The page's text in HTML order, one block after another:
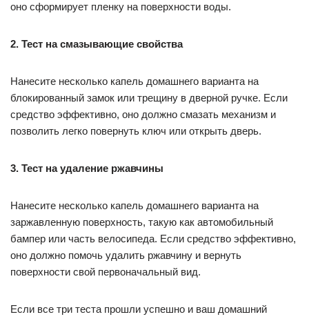
оно сформирует пленку на поверхности воды.
2. Тест на смазывающие свойства
Нанесите несколько капель домашнего варианта на
блокированный замок или трещину в дверной ручке. Если
средство эффективно, оно должно смазать механизм и
позволить легко повернуть ключ или открыть дверь.
3. Тест на удаление ржавчины
Нанесите несколько капель домашнего варианта на
заржавленную поверхность, такую как автомобильный
бампер или часть велосипеда. Если средство эффективно,
оно должно помочь удалить ржавчину и вернуть
поверхности свой первоначальный вид.
Если все три теста прошли успешно и ваш домашний